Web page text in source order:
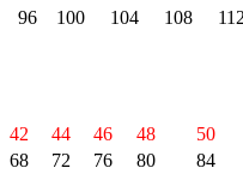
96 100 104 108
42 44 46 48
50
68 72 76 80
84